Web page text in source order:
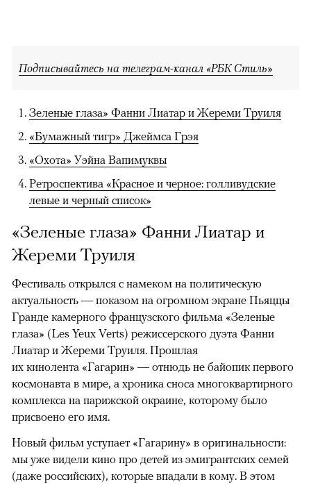
Подписывайтесь на телеграм-канал «РБК Стиль»
Зеленые глаза» Фанни Лиатар и Жереми Труиля
«Бумажный тигр» Джеймса Грэя
«Охота» Уэйна Вапимуквы
Ретроспектива «Красное и черное: голливудские
левые и черный список»
«Зеленые глаза» Фанни Лиатар и
Жереми Труиля
Фестиваль открылся с намеком на политическую
актуальность — показом на огромном экране Пьяццы
Гранде камерного французского фильма «Зеленые
глаза» (Les Yeux Verts) режиссерского дуэта Фанни
Лиатар и Жереми Труиля. Прошлая
их кинолента «Гагарин» — отнюдь не байопик первого
космонавта в мире, а хроника сноса многоквартирного
комплекса на парижской окраине, которому было
присвоено его имя.
Новый фильм уступает «Гагарину» в оригинальности:
мы уже видели кино про детей из эмигрантских семей
(даже российских), которые впадали в кому. В этом